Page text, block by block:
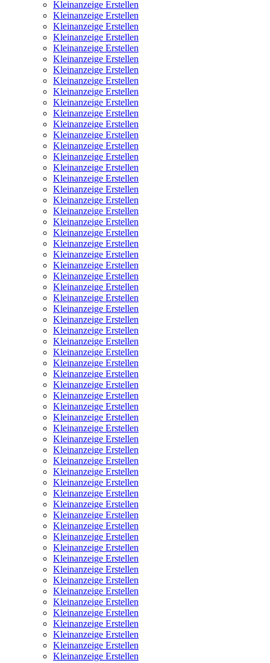
Kleinanzeige Erstellen
Kleinanzeige Erstellen
Kleinanzeige Erstellen
Kleinanzeige Erstellen
Kleinanzeige Erstellen
Kleinanzeige Erstellen
Kleinanzeige Erstellen
Kleinanzeige Erstellen
Kleinanzeige Erstellen
Kleinanzeige Erstellen
Kleinanzeige Erstellen
Kleinanzeige Erstellen
Kleinanzeige Erstellen
Kleinanzeige Erstellen
Kleinanzeige Erstellen
Kleinanzeige Erstellen
Kleinanzeige Erstellen
Kleinanzeige Erstellen
Kleinanzeige Erstellen
Kleinanzeige Erstellen
Kleinanzeige Erstellen
Kleinanzeige Erstellen
Kleinanzeige Erstellen
Kleinanzeige Erstellen
Kleinanzeige Erstellen
Kleinanzeige Erstellen
Kleinanzeige Erstellen
Kleinanzeige Erstellen
Kleinanzeige Erstellen
Kleinanzeige Erstellen
Kleinanzeige Erstellen
Kleinanzeige Erstellen
Kleinanzeige Erstellen
Kleinanzeige Erstellen
Kleinanzeige Erstellen
Kleinanzeige Erstellen
Kleinanzeige Erstellen
Kleinanzeige Erstellen
Kleinanzeige Erstellen
Kleinanzeige Erstellen
Kleinanzeige Erstellen
Kleinanzeige Erstellen
Kleinanzeige Erstellen
Kleinanzeige Erstellen
Kleinanzeige Erstellen
Kleinanzeige Erstellen
Kleinanzeige Erstellen
Kleinanzeige Erstellen
Kleinanzeige Erstellen
Kleinanzeige Erstellen
Kleinanzeige Erstellen
Kleinanzeige Erstellen
Kleinanzeige Erstellen
Kleinanzeige Erstellen
Kleinanzeige Erstellen
Kleinanzeige Erstellen
Kleinanzeige Erstellen
Kleinanzeige Erstellen
Kleinanzeige Erstellen
Kleinanzeige Erstellen
Kleinanzeige Erstellen